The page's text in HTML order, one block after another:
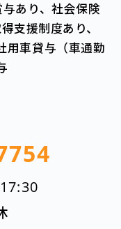
あり、社会保険
支援制度あり、
用車貸与（車通勤